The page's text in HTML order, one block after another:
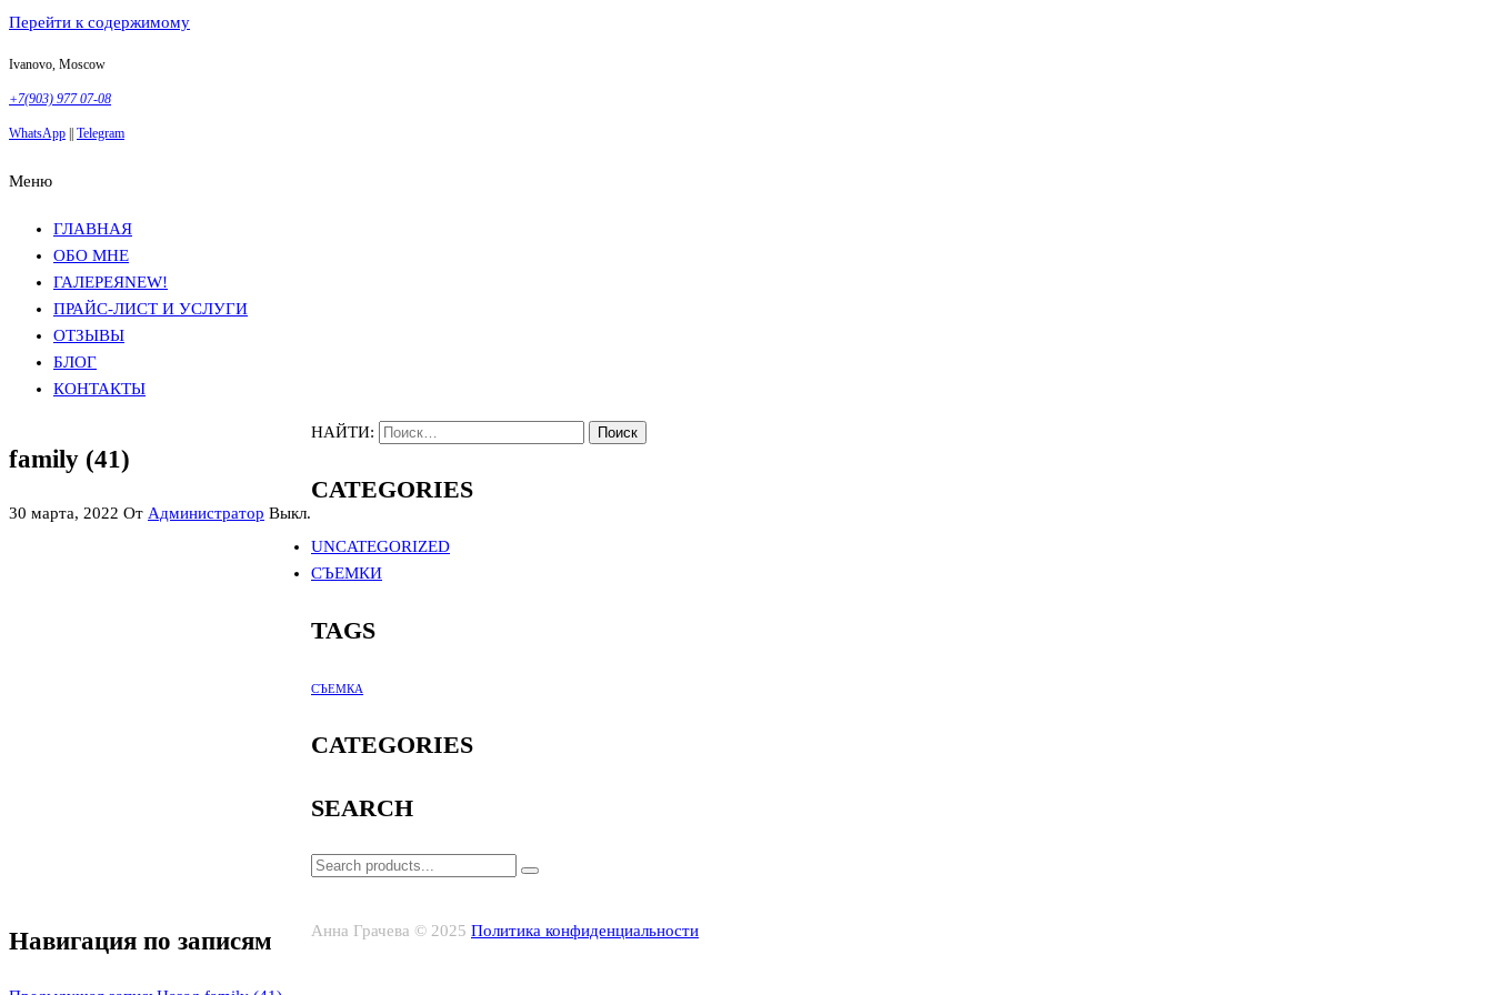
Перейти к содержимому
Ivanovo, Moscow
+7(903) 977 07-08
WhatsApp Telegram
Меню
ГЛАВНАЯ
ОБО МНЕ
ГАЛЕРЕЯNEW!
ПРАЙС-ЛИСТ И УСЛУГИ
ОТЗЫВЫ
БЛОГ
КОНТАКТЫ
family (41)
30 марта, 2022 От Администратор Выкл.
Навигация по записям
НАЙТИ:
CATEGORIES
UNCATEGORIZED
СЪЕМКИ
TAGS
СЪЕМКА
CATEGORIES
SEARCH
Анна Грачева © 2025 Политика конфиденциальности